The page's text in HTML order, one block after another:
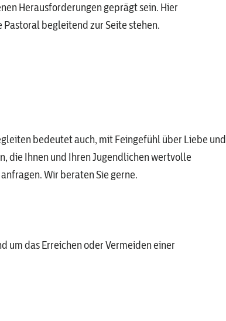
Herausforderungen geprägt sein. Hier
Pastoral begleitend zur Seite stehen.
bedeutet auch, mit Feingefühl über Liebe und
die Ihnen und Ihren Jugendlichen wertvolle
anfragen. Wir beraten Sie gerne.
um das Erreichen oder Vermeiden einer